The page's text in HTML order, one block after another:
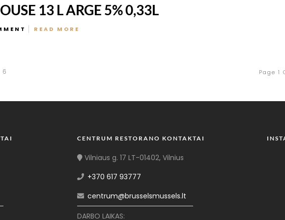
13 L ARGE 5% 0,33L
READ MORE
6 Page 1
CENTRUM RESTORANO KONTAKTAI
Vilniaus g. 17 LT-01402, Vilnius
+370 617 93777
centrum@brusselsmussels.lt
DARBO LAIKAS: